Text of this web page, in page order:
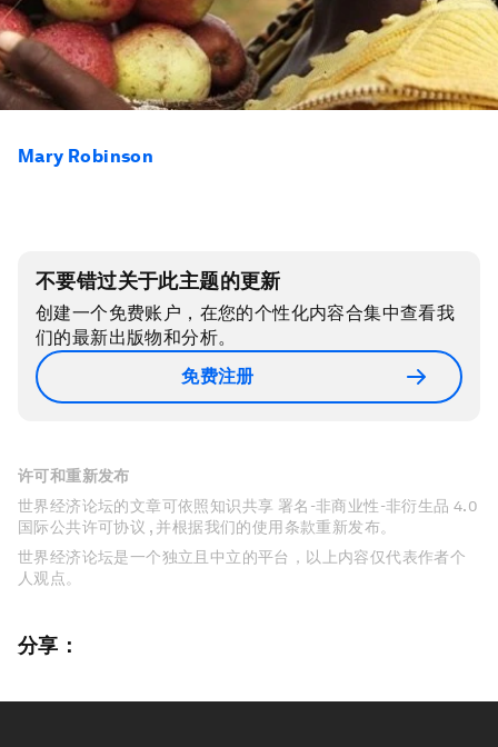
Mary Robinson
不要错过关于此主题的更新
创建一个免费账户，在您的个性化内容合集中查看我
们的最新出版物和分析。
免费注册
许可和重新发布
世界经济论坛的文章可依照知识共享 署名-非商业性-非衍生品 4.0
国际公共许可协议 , 并根据我们的使用条款重新发布。
世界经济论坛是一个独立且中立的平台，以上内容仅代表作者个
人观点。
分享：